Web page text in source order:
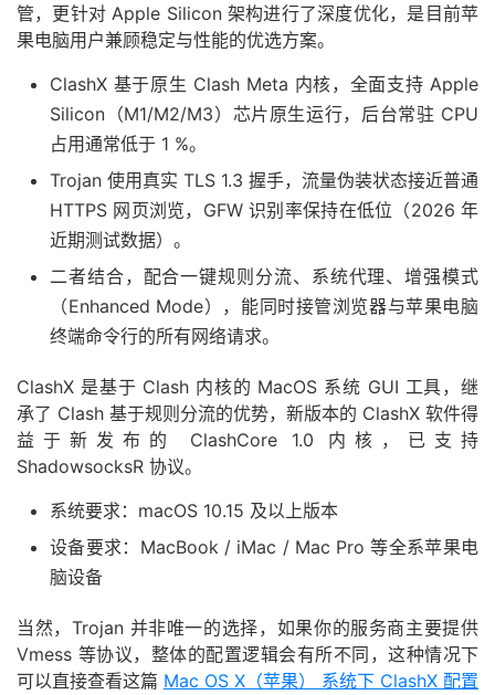
管，更针对 Apple Silicon 架构进行了深度优化，是目前苹
果电脑用户兼顾稳定与性能的优选方案。
ClashX 基于原生 Clash Meta 内核，全面支持 Apple
Silicon（M1/M2/M3）芯片原生运行，后台常驻 CPU
占用通常低于 1 %。
Trojan 使用真实 TLS 1.3 握手，流量伪装状态接近普通
HTTPS 网页浏览，GFW 识别率保持在低位（2026 年
近期测试数据）。
二者结合，配合一键规则分流、系统代理、增强模式
（Enhanced Mode），能同时接管浏览器与苹果电脑
终端命令行的所有网络请求。
ClashX 是基于 Clash 内核的 MacOS 系统 GUI 工具，继
承了 Clash 基于规则分流的优势，新版本的 ClashX 软件得
益于新发布的 ClashCore 1.0 内核，已支持
ShadowsocksR 协议。
系统要求：macOS 10.15 及以上版本
设备要求：MacBook / iMac / Mac Pro 等全系苹果电
脑设备
当然，Trojan 并非唯一的选择，如果你的服务商主要提供
Vmess 等协议，整体的配置逻辑会有所不同，这种情况下
可以直接查看这篇 Mac OS X（苹果） 系统下 ClashX 配置